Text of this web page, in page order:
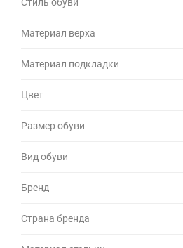
Материал верха
Материал подкладки
Цвет
Размер обуви
Вид обуви
Бренд
Страна бренда